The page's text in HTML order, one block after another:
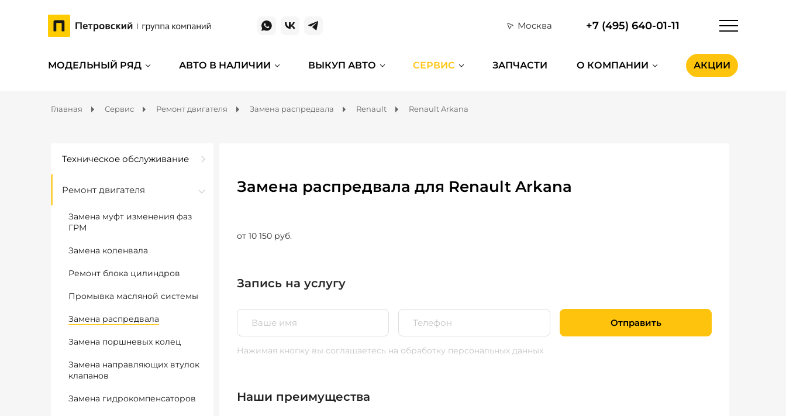
Москва +7 (495) 640-01-11
МОДЕЛЬНЫЙ РЯД АВТО В НАЛИЧИИ ВЫКУП АВТО СЕРВИС ЗАПЧАСТИ О КОМПАНИИ АКЦИИ
Главная Сервис Ремонт двигателя Замена распредвала Renault Renault Arkana
Техническое обслуживание
Ремонт двигателя
Замена муфт изменения фаз
ГРМ
Замена коленвала
Ремонт блока цилиндров
Промывка масляной системы
Замена распредвала
Замена поршневых колец
Замена направляющих втулок
клапанов
Замена гидрокомпенсаторов
Замена распредвала для Renault Arkana
от 10 150 руб.
Запись на услугу
Отправить
Нажимая кнопку вы соглашаетесь на обработку персональных данных
Наши преимущества